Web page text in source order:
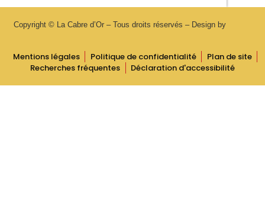
Copyright © La Cabre d’Or – Tous droits réservés – Design by
Mentions légales Politique de confidentialité
Plan de site
Recherches fréquentes
Déclaration d'accessibilité